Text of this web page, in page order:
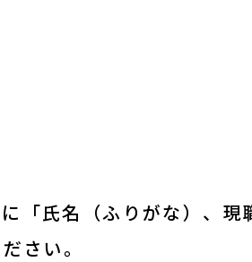
「氏名（ふりがな）、現
ださい。